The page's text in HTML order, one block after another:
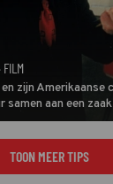
· FILM
zijn Amerikaanse
samen aan een
TOON MEER TIPS